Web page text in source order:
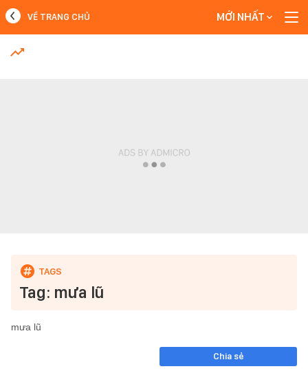
MỚI NHẤT
VỀ TRANG CHỦ MỚI NHẤT
Tag: mưa lũ
mưa lũ
Chia sẻ